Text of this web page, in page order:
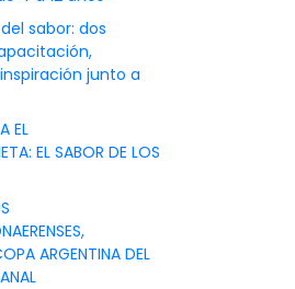
sabor: dos
junto a
EL
EL SABOR DE LOS
ARGENTINA DEL